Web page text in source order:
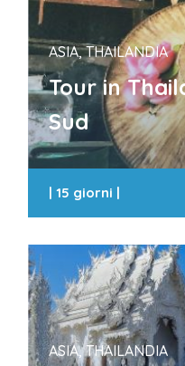
ASIA, THAILANDIA
Tour in
Sud
|15 giorni |
ASIA, THAILANDIA